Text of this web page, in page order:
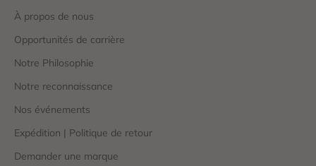
À propos de nous
Opportunités de carrière
Notre Philosophie
Notre reconnaissance
Nos événements
Expédition | Politique de retour
Demander une marque